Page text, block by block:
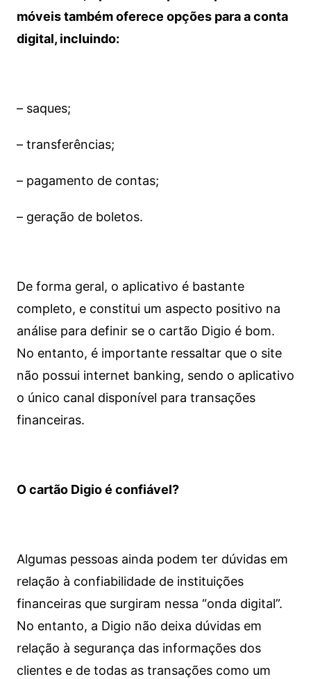
móveis também oferece opções para a conta
digital, incluindo:
– saques;
– transferências;
– pagamento de contas;
– geração de boletos.
De forma geral, o aplicativo é bastante
completo, e constitui um aspecto positivo na
análise para definir se o cartão Digio é bom.
No entanto, é importante ressaltar que o site
não possui internet banking, sendo o aplicativo
o único canal disponível para transações
financeiras.
O cartão Digio é confiável?
Algumas pessoas ainda podem ter dúvidas em
relação à confiabilidade de instituições
financeiras que surgiram nessa “onda digital”.
No entanto, a Digio não deixa dúvidas em
relação à segurança das informações dos
clientes e de todas as transações como um